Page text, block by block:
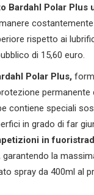
Bardahl Polar Plus
rispetto ai
di 15,60 euro.
Polar Plus,
contiene speciali
in grado di far
in
la
spray da 400ml al